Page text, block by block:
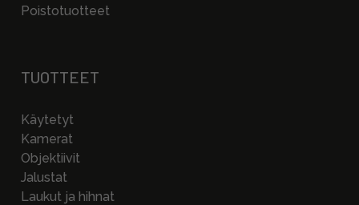
Poistotuotteet
TUOTTEET
Käytetyt
Kamerat
Objektiivit
Jalustat
Laukut ja hihnat